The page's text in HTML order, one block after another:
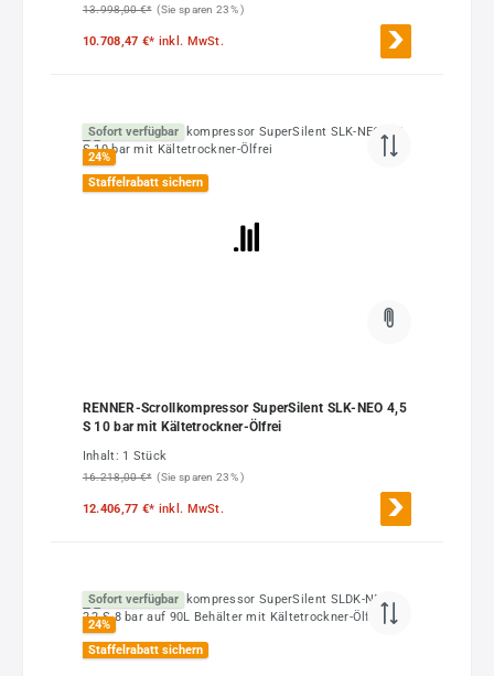
13.998,00 €* (Sie sparen 23% )
10.708,47 €* inkl. MwSt.
Sofort verfügbar
24%
Staffelrabatt sichern
RENNER-Scrollkompressor SuperSilent SLK-NEO 4,5
S 10 bar mit Kältetrockner-Ölfrei
Inhalt: 1 Stück
16.218,00 €* (Sie sparen 23% )
12.406,77 €* inkl. MwSt.
Sofort verfügbar
24%
Staffelrabatt sichern